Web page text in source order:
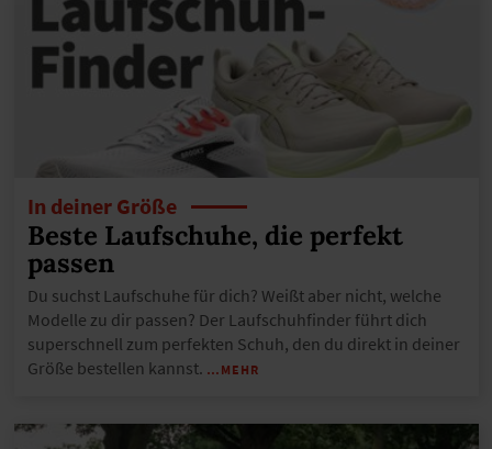
In deiner Größe
Beste Laufschuhe, die perfekt
passen
Du suchst Laufschuhe für dich? Weißt aber nicht, welche
Modelle zu dir passen? Der Laufschuhfinder führt dich
superschnell zum perfekten Schuh, den du direkt in deiner
Größe bestellen kannst. …MEHR